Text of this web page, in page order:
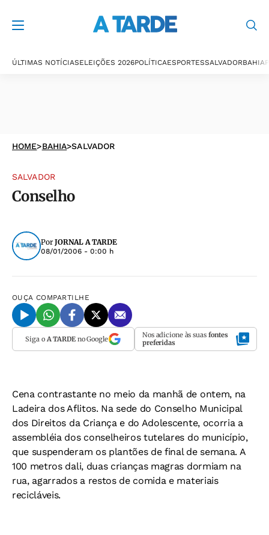
ÚLTIMAS NOTÍCIASELEIÇÕES 2026POLÍTICAESPORTESSALVADORBAHIA
HOME>BAHIA>SALVADOR
SALVADOR
Conselho
Por JORNAL A TARDE
08/01/2006 - 0:00 h
OUÇA COMPARTILHE
Siga o A TARDEno Google Nos adicione às suas fontes
preferidas
Cena contrastante no meio da manhã de ontem, na
Ladeira dos Aflitos. Na sede do Conselho Municipal
dos Direitos da Criança e do Adolescente, ocorria a
assembléia dos conselheiros tutelares do município,
que suspenderam os plantões de final de semana. A
100 metros dali, duas crianças magras dormiam na
rua, agarrados a restos de comida e materiais
recicláveis.